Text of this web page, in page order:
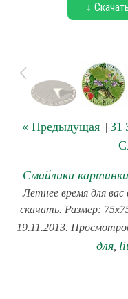
↓ Скачать
« Предыдущая| 31
Смайлики
Летнее время для
скачать. Размер:
19.11.2013.
для